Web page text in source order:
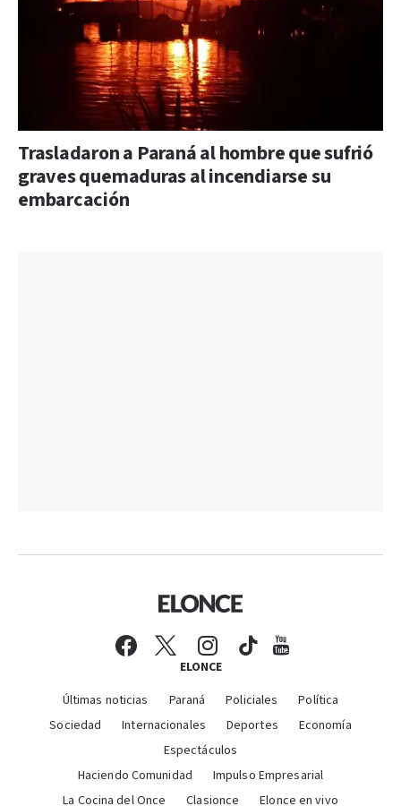
Trasladaron a Paraná al hombre que sufrió
graves quemaduras al incendiarse su
embarcación
ELONCE
Últimas noticias Paraná Policiales
Política
Sociedad
Internacionales Deportes
Economía
Espectáculos
Haciendo Comunidad
Impulso Empresarial
La Cocina del Once
Clasionce Elonce en vivo